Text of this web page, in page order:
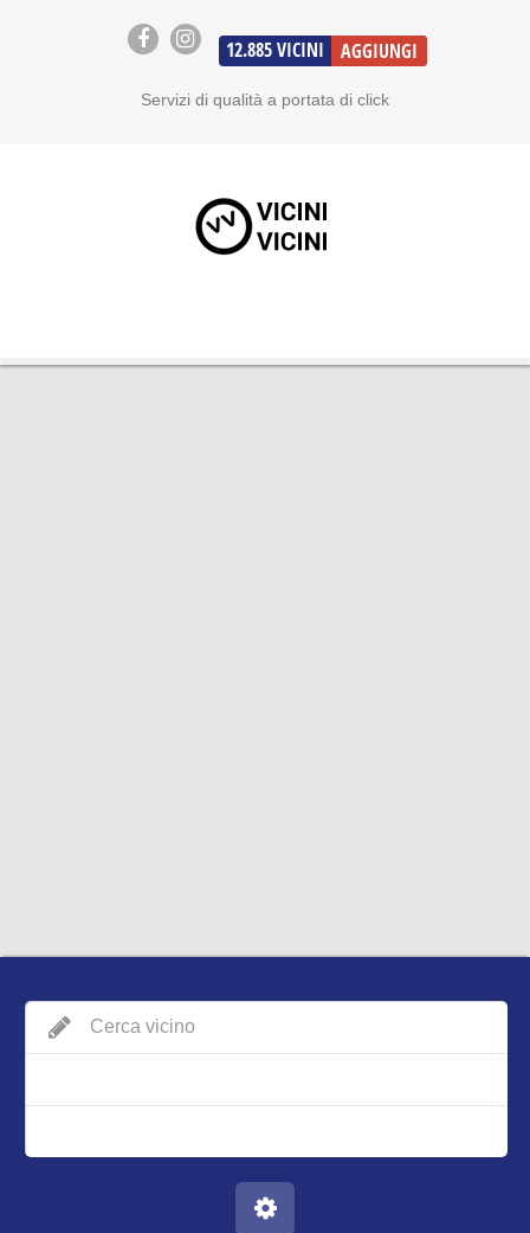
12.885 VICINI AGGIUNGI
Servizi di qualità a portata di click